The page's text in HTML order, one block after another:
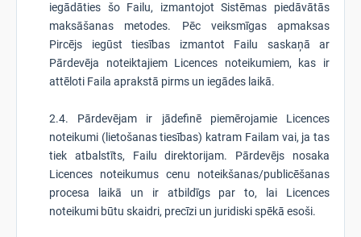
iegādāties šo Failu, izmantojot Sistēmas piedāvātās
maksāšanas metodes. Pēc veiksmīgas apmaksas
Pircējs iegūst tiesības izmantot Failu saskaņā ar
Pārdevēja noteiktajiem Licences noteikumiem, kas ir
attēloti Faila aprakstā pirms un iegādes laikā.
2.4. Pārdevējam ir jādefinē piemērojamie Licences
noteikumi (lietošanas tiesības) katram Failam vai, ja tas
tiek atbalstīts, Failu direktorijam. Pārdevējs nosaka
Licences noteikumus cenu noteikšanas/publicēšanas
procesa laikā un ir atbildīgs par to, lai Licences
noteikumi būtu skaidri, precīzi un juridiski spēkā esoši.